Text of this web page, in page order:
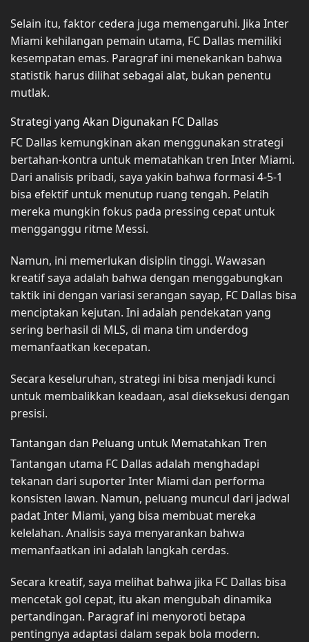
Selain itu, faktor cedera juga memengaruhi. Jika Inter
Miami kehilangan pemain utama, FC Dallas memiliki
kesempatan emas. Paragraf ini menekankan bahwa
statistik harus dilihat sebagai alat, bukan penentu
mutlak.
Strategi yang Akan Digunakan FC Dallas
FC Dallas kemungkinan akan menggunakan strategi
bertahan-kontra untuk mematahkan tren Inter Miami.
Dari analisis pribadi, saya yakin bahwa formasi 4-5-1
bisa efektif untuk menutup ruang tengah. Pelatih
mereka mungkin fokus pada pressing cepat untuk
mengganggu ritme Messi.
Namun, ini memerlukan disiplin tinggi. Wawasan
kreatif saya adalah bahwa dengan menggabungkan
taktik ini dengan variasi serangan sayap, FC Dallas bisa
menciptakan kejutan. Ini adalah pendekatan yang
sering berhasil di MLS, di mana tim underdog
memanfaatkan kecepatan.
Secara keseluruhan, strategi ini bisa menjadi kunci
untuk membalikkan keadaan, asal dieksekusi dengan
presisi.
Tantangan dan Peluang untuk Mematahkan Tren
Tantangan utama FC Dallas adalah menghadapi
tekanan dari suporter Inter Miami dan performa
konsisten lawan. Namun, peluang muncul dari jadwal
padat Inter Miami, yang bisa membuat mereka
kelelahan. Analisis saya menyarankan bahwa
memanfaatkan ini adalah langkah cerdas.
Secara kreatif, saya melihat bahwa jika FC Dallas bisa
mencetak gol cepat, itu akan mengubah dinamika
pertandingan. Paragraf ini menyoroti betapa
pentingnya adaptasi dalam sepak bola modern.